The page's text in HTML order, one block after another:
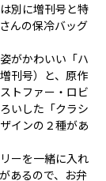
別に増刊号と特
んの保冷バッグ
がかわいい「ハ
刊号）と、原作
トファー・ロビ
いした「クラシ
インの２種があ
ーを一緒に入れ
あるので、お弁